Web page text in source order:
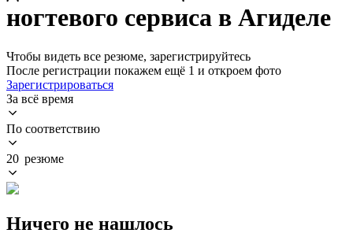
ногтевого сервиса в Агиделе
Чтобы видеть все резюме, зарегистрируйтесь
После регистрации покажем ещё 1 и откроем фото
Зарегистрироваться
За всё время
По соответствию
20 резюме
Ничего не нашлось